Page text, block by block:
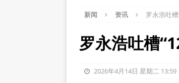
新闻 资讯 罗永浩吐
罗永浩吐槽
2026年4月14日 星期二 13:59